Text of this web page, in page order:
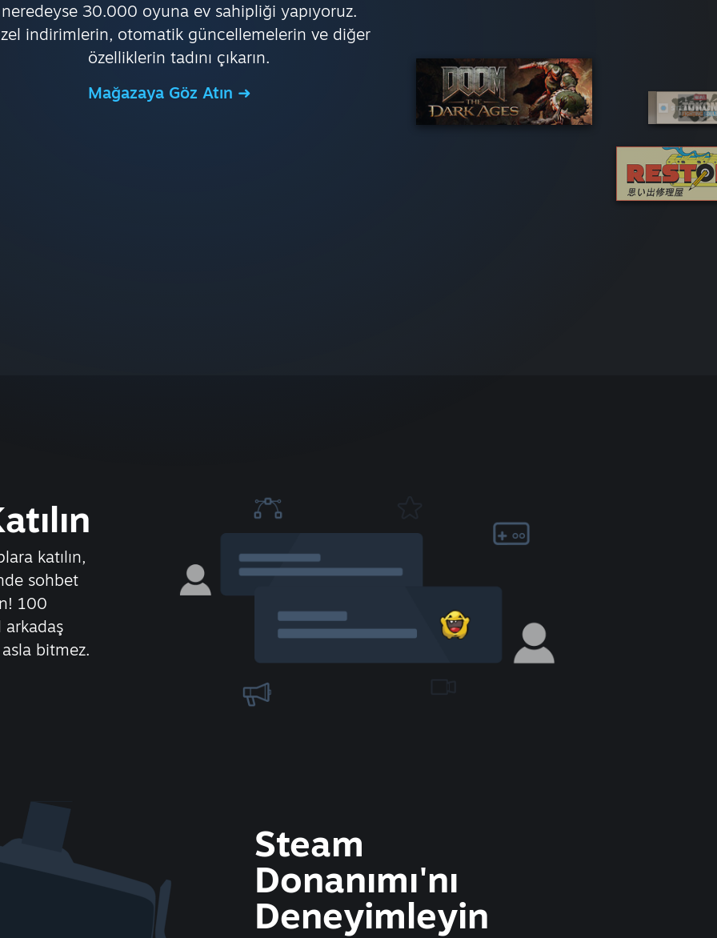
neredeyse 30.000 oyuna ev sahipliği yapıyoruz.
indirimlerin, otomatik güncellemelerin ve diğer
özelliklerin tadını çıkarın.
Mağazaya Göz Atın
katılın,
sohbet
100
bitmez.
Steam
Donanımı'nı
Deneyimleyin